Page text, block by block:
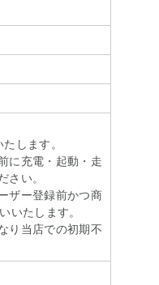
します。
に充電・起動・走
さい。
ザー登録前かつ商
いたします。
り当店での初期不